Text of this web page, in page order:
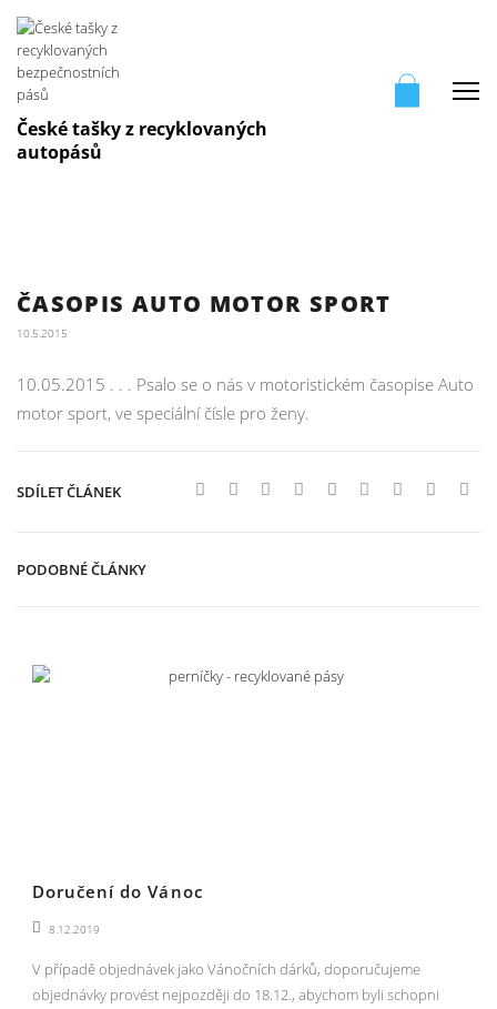
České tašky z recyklovaných
autopásů
ČASOPIS AUTO MOTOR SPORT
10.5.2015
10.05.2015 . . . Psalo se o nás v motoristickém časopise Auto
motor sport, ve speciální čísle pro ženy.
SDÍLET ČLÁNEK
PODOBNÉ ČLÁNKY
Doručení do Vánoc
8.12.2019
V případě objednávek jako Vánočních dárků, doporučujeme
objednávky provést nejpozději do 18.12., abychom byli schopni